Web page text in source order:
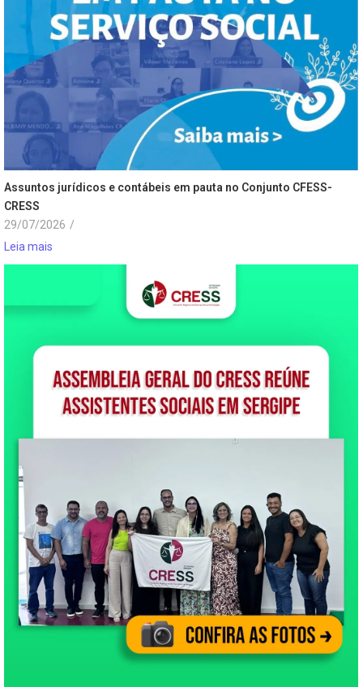
Assuntos jurídicos e contábeis em pauta no Conjunto CFESS-
CRESS
29/07/2026 /
Leia mais